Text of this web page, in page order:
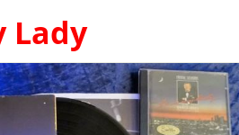
Lady